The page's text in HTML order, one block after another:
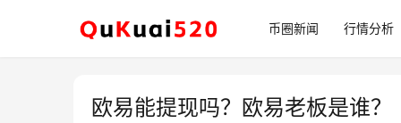
币圈新闻 行情分析
欧易能提现吗？欧易老板是谁？